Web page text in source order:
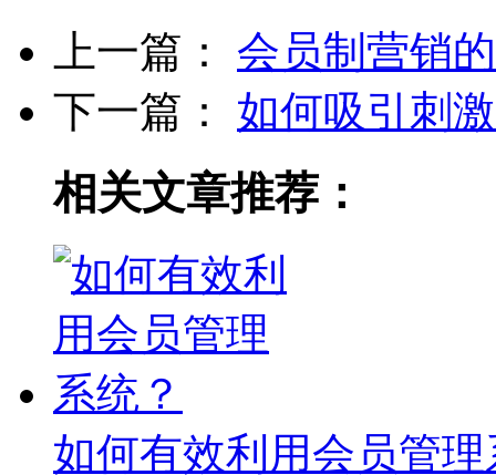
上一篇： 会员制营销
下一篇： 如何吸引刺
相关文章推荐：
如何有效利用会员管